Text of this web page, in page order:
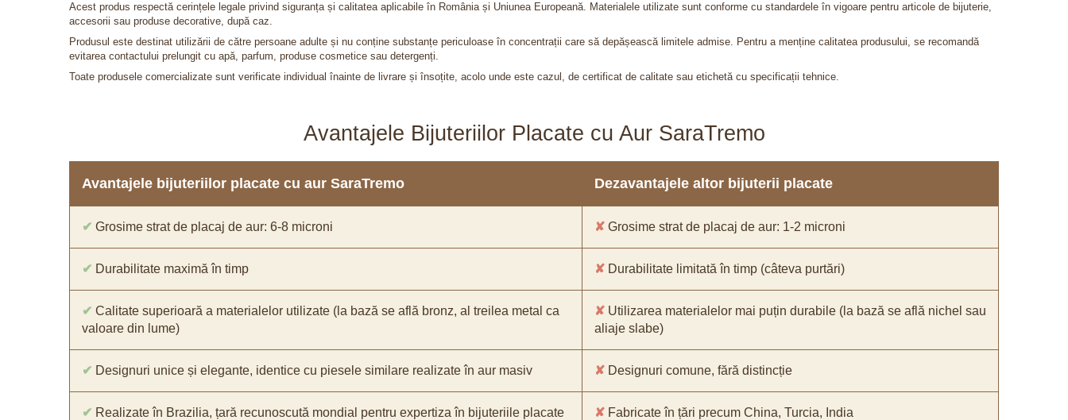
Acest produs respectă cerințele legale privind siguranța și calitatea aplicabile în România și Uniunea Europeană. Materialele utilizate sunt conforme cu standardele în vigoare pentru articole de bijuterie,
accesorii sau produse decorative, după caz.
Produsul este destinat utilizării de către persoane adulte și nu conține substanțe periculoase în concentrații care să depășească limitele admise. Pentru a menține calitatea produsului, se recomandă
evitarea contactului prelungit cu apă, parfum, produse cosmetice sau detergenți.
Toate produsele comercializate sunt verificate individual înainte de livrare și însoțite, acolo unde este cazul, de certificat de calitate sau etichetă cu specificații tehnice.
Avantajele Bijuteriilor Placate cu Aur SaraTremo
Avantajele bijuteriilor placate cu aur SaraTremo Dezavantajele altor bijuterii placate
✔ Grosime strat de placaj de aur: 6-8 microni ✘ Grosime strat de placaj de aur: 1-2 microni
✔ Durabilitate maximă în timp ✘ Durabilitate limitată în timp (câteva purtări)
✔ Calitate superioară a materialelor utilizate (la bază se află bronz, al treilea metal ca
valoare din lume)
✘ Utilizarea materialelor mai puțin durabile (la bază se află nichel sau
aliaje slabe)
✔ Designuri unice și elegante, identice cu piesele similare realizate în aur masiv ✘ Designuri comune, fără distincție
✔ Realizate în Brazilia, țară recunoscută mondial pentru expertiza în bijuteriile placate ✘ Fabricate în țări precum China, Turcia, India